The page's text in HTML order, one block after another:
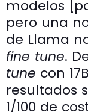
modelos
pero una
de Llama
fine tune.
tune con
resultados
1/100 de